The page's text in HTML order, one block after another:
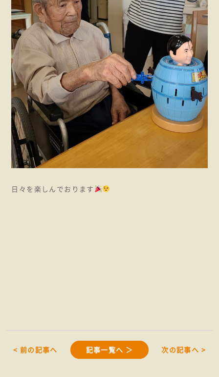
日々を楽しんでおります
< 前の記事へ 記事一覧へ ＞ 次の記事へ >